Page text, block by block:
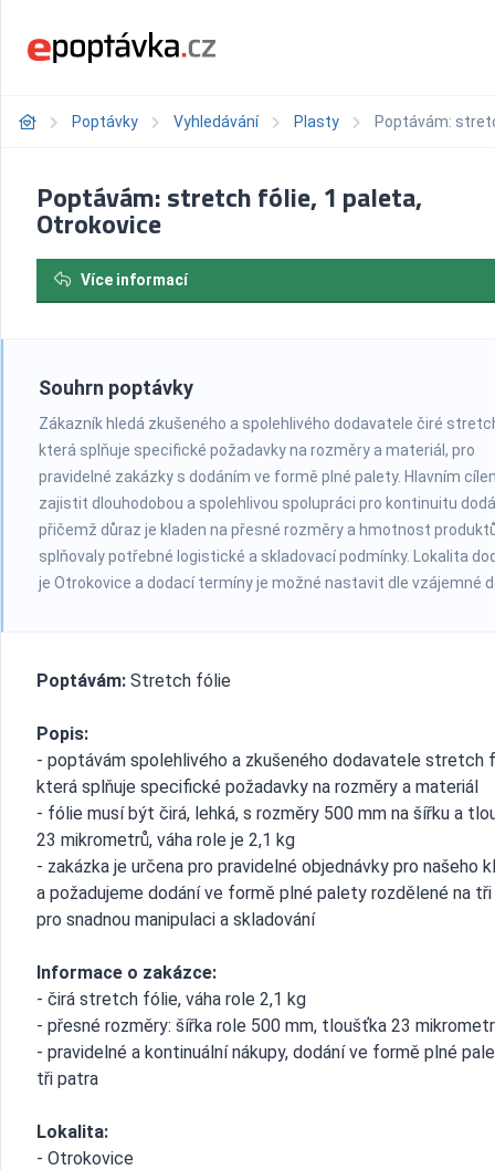
Poptávky Vyhledávání Plasty Poptávám:
Poptávám: stretch fólie, 1 paleta,
Otrokovice
Více informací
Souhrn poptávky
Zákazník hledá zkušeného a spolehlivého dodavatele čiré
která splňuje specifické požadavky na rozměry a materiál, pro
pravidelné zakázky s dodáním ve formě plné palety. Hlavním
zajistit dlouhodobou a spolehlivou spolupráci pro kontinuitu
přičemž důraz je kladen na přesné rozměry a hmotnost
splňovaly potřebné logistické a skladovací podmínky. Lokalita
je Otrokovice a dodací termíny je možné nastavit dle vzájemné
Poptávám: Stretch fólie
Popis:
- poptávám spolehlivého a zkušeného dodavatele stretch
která splňuje specifické požadavky na rozměry a materiál
- fólie musí být čirá, lehká, s rozměry 500 mm na šířku a
23 mikrometrů, váha role je 2,1 kg
- zakázka je určena pro pravidelné objednávky pro našeho
a požadujeme dodání ve formě plné palety rozdělené na
pro snadnou manipulaci a skladování
Informace o zakázce:
- čirá stretch fólie, váha role 2,1 kg
- přesné rozměry: šířka role 500 mm, tloušťka 23
- pravidelné a kontinuální nákupy, dodání ve formě plné
tři patra
Lokalita:
- Otrokovice